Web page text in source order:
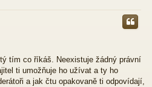
tím co říkáš. Neexistuje žádný právní
ti umožňuje ho užívat a ty ho
a jak čtu opakovaně ti odpovídají,